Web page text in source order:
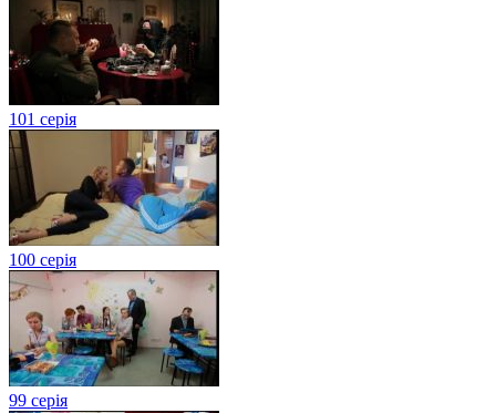
101 серія
100 серія
99 серія